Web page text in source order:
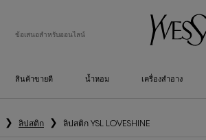
ข้อเสนอสำหรับออนไลน์
สินค้าขายดี น้ำหอม เครื่องสำอาง
ลิปสติก ลิปสติก YSL LOVESHINE